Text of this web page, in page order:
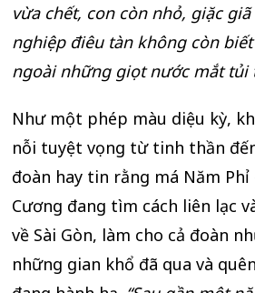
vừa chết, con còn nhỏ, giặc
nghiệp điêu tàn không còn
ngoài những giọt nước mắt tủi
Như một phép màu diệu kỳ,
nỗi tuyệt vọng từ tinh thần
đoàn hay tin rằng má Năm Phỉ
Cương đang tìm cách liên lạc
về Sài Gòn, làm cho cả đoàn
những gian khổ đã qua và